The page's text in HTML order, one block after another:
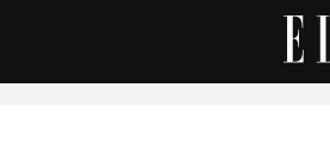
o aumento da violência de gênero